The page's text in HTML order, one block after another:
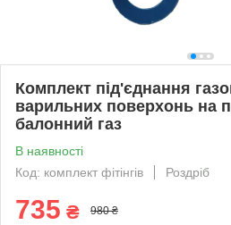
Комплект під'єднання
варильних поверхонь на
балонний газ
В наявності
Код: комплект фітінгів
Роздріб
735 ₴ 980 ₴